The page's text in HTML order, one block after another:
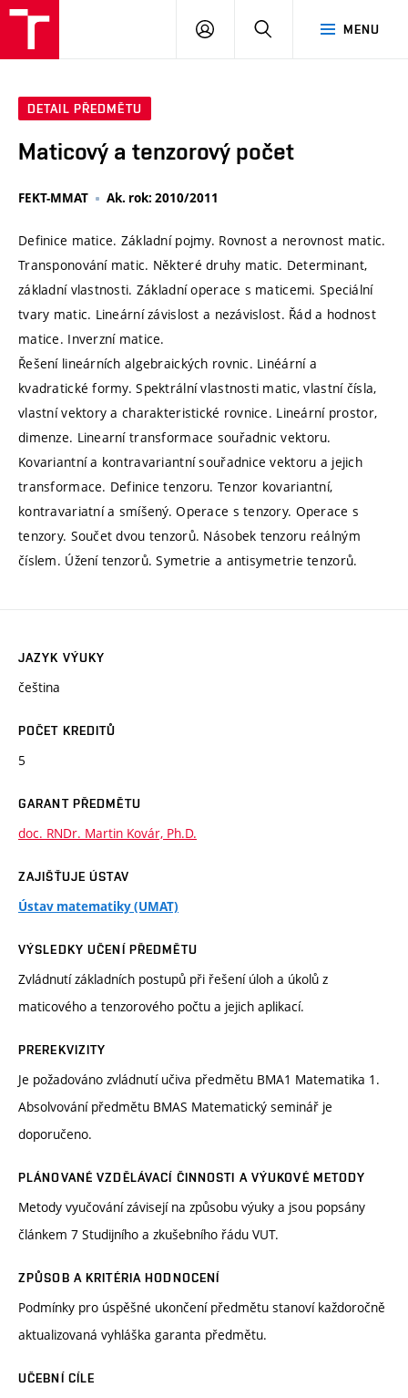
MENU
PŘIHLÁSIT
DETAIL PŘEDMĚTU
Maticový a tenzorový počet
FEKT-MMAT Ak. rok: 2010/2011
Definice matice. Základní pojmy. Rovnost a nerovnost matic.
Transponování matic. Některé druhy matic. Determinant,
základní vlastnosti. Základní operace s maticemi. Speciální
tvary matic. Lineární závislost a nezávislost. Řád a hodnost
matice. Inverzní matice.
Řešení lineárních algebraických rovnic. Linéární a
kvadratické formy. Spektrální vlastnosti matic, vlastní čísla,
vlastní vektory a charakteristické rovnice. Lineární prostor,
dimenze. Linearní transformace souřadnic vektoru.
Kovariantní a kontravariantní souřadnice vektoru a jejich
transformace. Definice tenzoru. Tenzor kovariantní,
kontravariatní a smíšený. Operace s tenzory. Operace s
tenzory. Součet dvou tenzorů. Násobek tenzoru reálným
číslem. Úžení tenzorů. Symetrie a antisymetrie tenzorů.
JAZYK VÝUKY
čeština
POČET KREDITŮ
5
GARANT PŘEDMĚTU
doc. RNDr. Martin Kovár, Ph.D.
ZAJIŠŤUJE ÚSTAV
Ústav matematiky (UMAT)
VÝSLEDKY UČENÍ PŘEDMĚTU
Zvládnutí základních postupů při řešení úloh a úkolů z
maticového a tenzorového počtu a jejich aplikací.
PREREKVIZITY
Je požadováno zvládnutí učiva předmětu BMA1 Matematika 1.
Absolvování předmětu BMAS Matematický seminář je
doporučeno.
PLÁNOVANÉ VZDĚLÁVACÍ ČINNOSTI A VÝUKOVÉ METODY
Metody vyučování závisejí na způsobu výuky a jsou popsány
článkem 7 Studijního a zkušebního řádu VUT.
ZPŮSOB A KRITÉRIA HODNOCENÍ
Podmínky pro úspěšné ukončení předmětu stanoví každoročně
aktualizovaná vyhláška garanta předmětu.
UČEBNÍ CÍLE